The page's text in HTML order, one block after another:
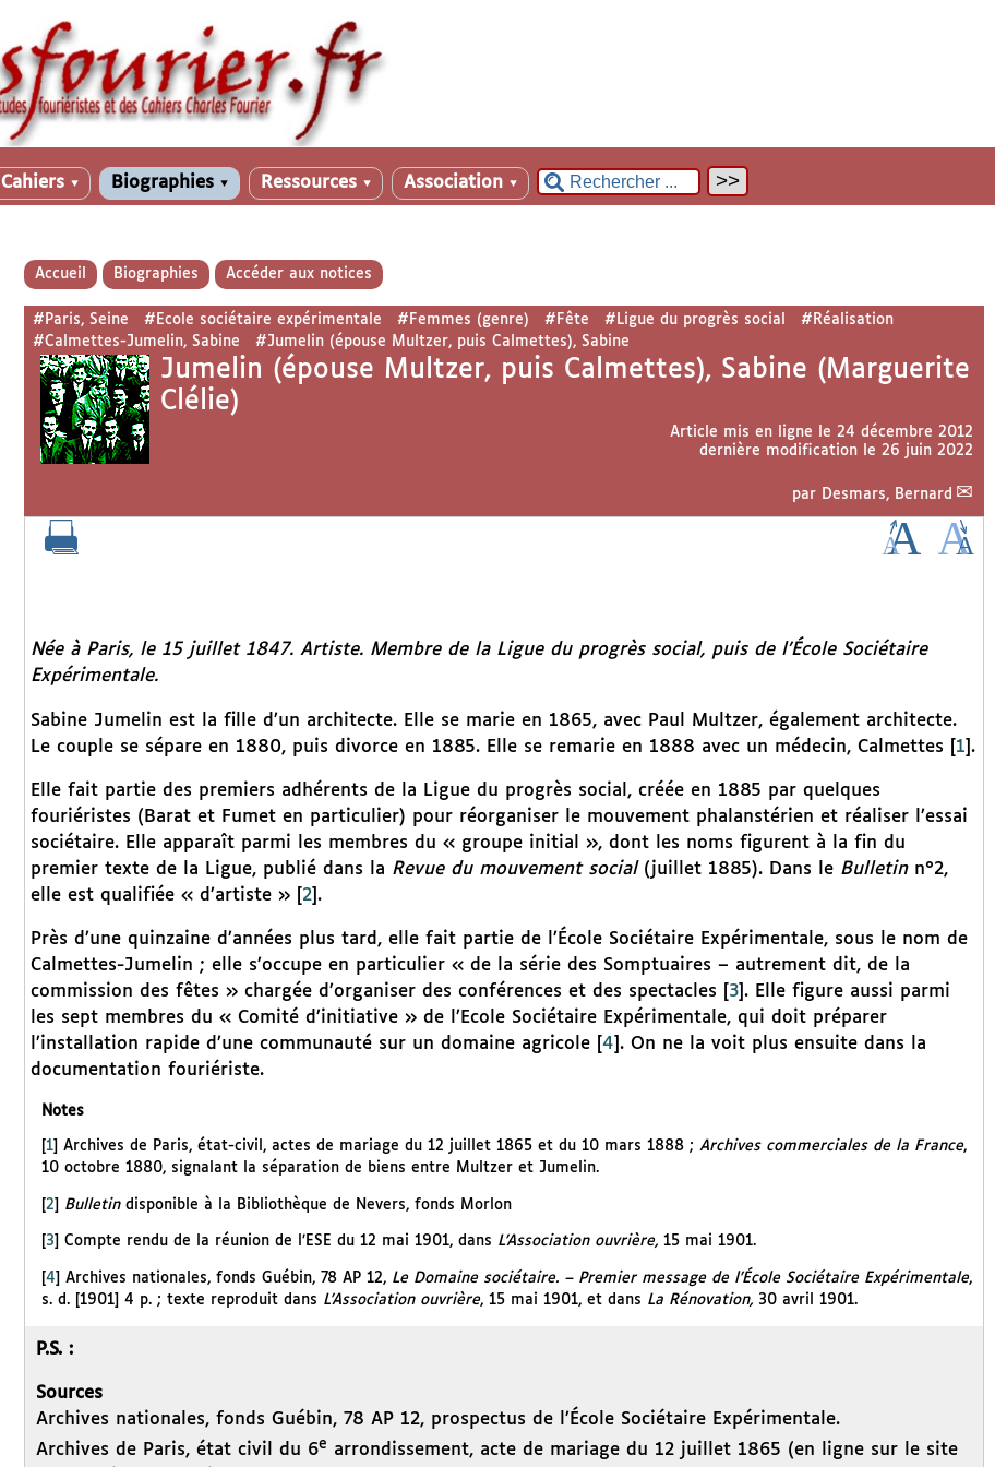
Cahiers ▼ Biographies ▼ Ressources ▼ Association ▼
Accueil Biographies Accéder aux notices
#Paris, Seine #Ecole sociétaire expérimentale #Femmes (genre) #Fête #Ligue du progrès social
#Réalisation
#Calmettes-Jumelin, Sabine
#Jumelin (épouse Multzer, puis Calmettes), Sabine
Jumelin (épouse Multzer, puis Calmettes), Sabine (Marguerite
Clélie)
Article mis en ligne le 24 décembre 2012
dernière modification le 26 juin 2022
par Desmars, Bernard
Née à Paris, le 15 juillet 1847. Artiste. Membre de la Ligue du progrès social, puis de l’École Sociétaire
Expérimentale.
Sabine Jumelin est la fille d’un architecte. Elle se marie en 1865, avec Paul Multzer, également architecte.
Le couple se sépare en 1880, puis divorce en 1885. Elle se remarie en 1888 avec un médecin, Calmettes
1 .
Elle fait partie des premiers adhérents de la Ligue du progrès social, créée en 1885 par quelques
fouriéristes (Barat et Fumet en particulier) pour réorganiser le mouvement phalanstérien et réaliser l’essai
sociétaire. Elle apparaît parmi les membres du « groupe initial », dont les noms figurent à la fin du
premier texte de la Ligue, publié dans la Revue du mouvement social (juillet 1885). Dans le Bulletin n°2,
elle est qualifiée « d’artiste »[ 2] .
Près d’une quinzaine d’années plus tard, elle fait partie de l’École Sociétaire Expérimentale, sous le nom de
Calmettes-Jumelin ; elle s’occupe en particulier « de la série des Somptuaires – autrement dit, de la
commission des fêtes » chargée d’organiser des conférences et des spectacles
3] . Elle figure aussi parmi
les sept membres du « Comité d’initiative » de l’Ecole Sociétaire Expérimentale, qui doit préparer
l’installation rapide d’une communauté sur un domaine agricole[ 4 . On ne la voit plus ensuite dans la
documentation fouriériste.
Notes
1] Archives de Paris, état-civil, actes de mariage du 12 juillet 1865 et du 10 mars 1888 ; Archives commerciales de la France,
10 octobre 1880, signalant la séparation de biens entre Multzer et Jumelin.
[2] Bulletindisponible à la Bibliothèque de Nevers, fonds Morlon
3 Compte rendu de la réunion de l’ESE du 12 mai 1901, dans L’Association ouvrière, 15 mai 1901.
4 Archives nationales, fonds Guébin, 78 AP 12, Le Domaine sociétaire. – Premier message de l’École Sociétaire Expérimentale,
s. d. [1901] 4 p. ; texte reproduit dans L’Association ouvrière, 15 mai 1901, et dans La Rénovation, 30 avril 1901.
P.S. :
Sources
Archives nationales, fonds Guébin, 78 AP 12, prospectus de l’École Sociétaire Expérimentale.
Archives de Paris, état civil du 6e arrondissement, acte de mariage du 12 juillet 1865 (en ligne sur le site